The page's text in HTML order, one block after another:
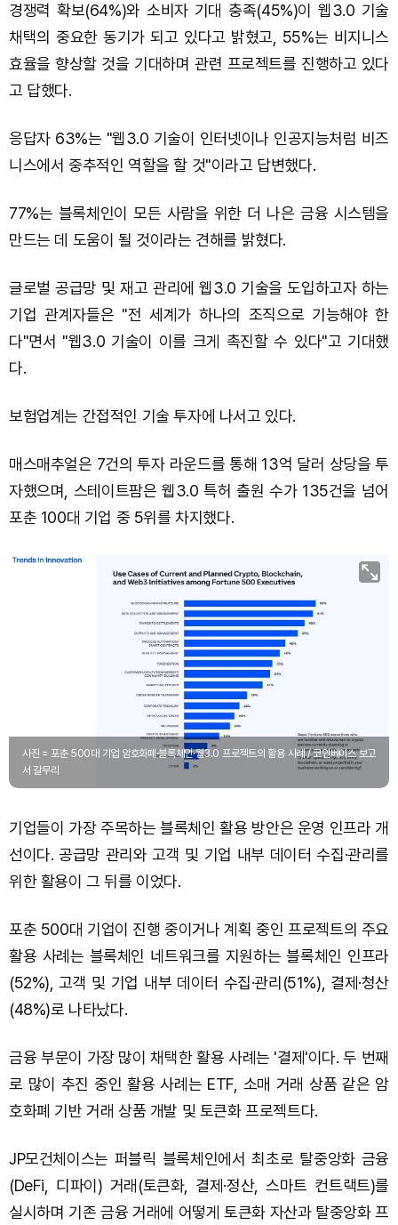
경쟁력 확보(64%)와 소비자 기대 충족(45%)이 웹3.0 기술
채택의 중요한 동기가 되고 있다고 밝혔고, 55%는 비지니스
효율을 향상할 것을 기대하며 관련 프로젝트를 진행하고 있다
고 답했다.
응답자 63%는 "웹3.0 기술이 인터넷이나 인공지능처럼 비즈
니스에서 중추적인 역할을 할 것"이라고 답변했다.
77%는 블록체인이 모든 사람을 위한 더 나은 금융 시스템을
만드는 데 도움이 될 것이라는 견해를 밝혔다.
글로벌 공급망 및 재고 관리에 웹3.0 기술을 도입하고자 하는
기업 관계자들은 "전 세계가 하나의 조직으로 기능해야 한
다"면서 "웹3.0 기술이 이를 크게 촉진할 수 있다"고 기대했
다.
보험업계는 간접적인 기술 투자에 나서고 있다.
매스매추얼은 7건의 투자 라운드를 통해 13억 달러 상당을 투
자했으며, 스테이트팜은 웹3.0 특허 출원 수가 135건을 넘어
포춘 100대 기업 중 5위를 차지했다.
사진 = 포춘 500대 기업 암호화폐·블록체인·웹3.0 프로젝트의 활용 사례 / 코인베이스 보고
서 갈무리
기업들이 가장 주목하는 블록체인 활용 방안은 운영 인프라 개
선이다. 공급망 관리와 고객 및 기업 내부 데이터 수집·관리를
위한 활용이 그 뒤를 이었다.
포춘 500대 기업이 진행 중이거나 계획 중인 프로젝트의 주요
활용 사례는 블록체인 네트워크를 지원하는 블록체인 인프라
(52%), 고객 및 기업 내부 데이터 수집·관리(51%), 결제·청산
(48%)로 나타났다.
금융 부문이 가장 많이 채택한 활용 사례는 '결제'이다. 두 번째
로 많이 추진 중인 활용 사례는 ETF, 소매 거래 상품 같은 암
호화폐 기반 거래 상품 개발 및 토큰화 프로젝트다.
JP모건체이스는 퍼블릭 블록체인에서 최초로 탈중앙화 금융
(DeFi, 디파이) 거래(토큰화, 결제·정산, 스마트 컨트랙트)를
실시하며 기존 금융 거래에 어떻게 토큰화 자산과 탈중앙화 프